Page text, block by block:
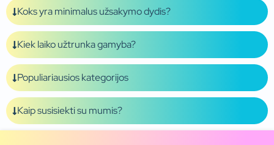
Koks yra minimalus užsakymo dydis?
Kiek laiko užtrunka gamyba?
Populiariausios kategorijos
Kaip susisiekti su mumis?